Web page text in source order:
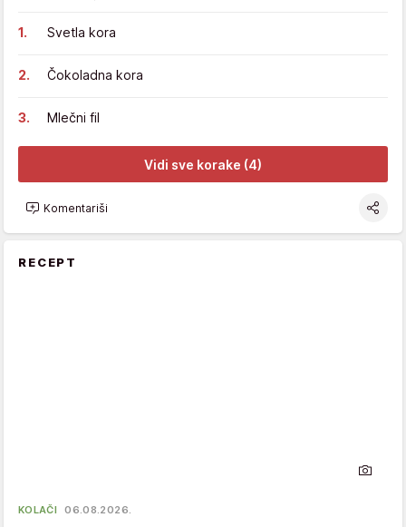
Svetla kora
Čokoladna kora
Mlečni fil
Vidi sve korake (4)
Komentariši
RECEPT
KOLAČI 06.08.2026.